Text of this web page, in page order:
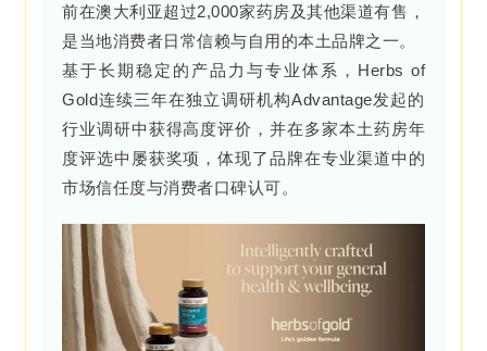
前在澳大利亚超过2,000家药房及其他渠道有售，
是当地消费者日常信赖与自用的本土品牌之一。
基于长期稳定的产品力与专业体系，Herbs of
Gold连续三年在独立调研机构Advantage发起的
行业调研中获得高度评价，并在多家本土药房年
度评选中屡获奖项，体现了品牌在专业渠道中的
市场信任度与消费者口碑认可。